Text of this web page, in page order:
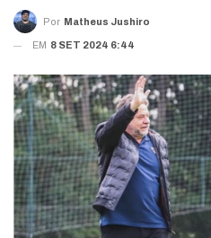
Por Matheus Jushiro
EM 8 SET 2024 6:44